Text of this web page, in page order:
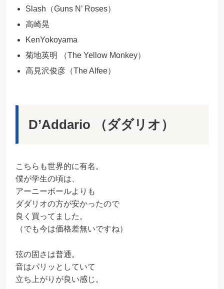
Slash（Guns N’ Roses）
高崎晃
KenYokoyama
菊地英明 （The Yellow Monkey）
高見沢俊彦（The Alfee）
D’Addario （ダダリオ）
こちらも世界的に有名。
僕が学生の頃は、
アーニーボールよりも
ダダリオの方が安かったので
良く買ってました。
（でも今は価格差無いですね）
弦の固さは普通。
音はパリッとしていて
立ち上がりが良い感じ。